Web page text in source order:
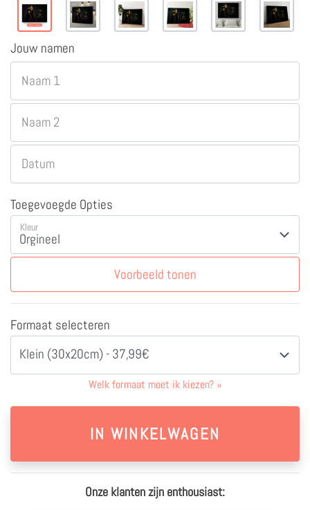
Jouw namen
Naam 1
Naam 2
Datum
Toegevoegde Opties
Kleur
Voorbeeld tonen
Formaat selecteren
Klein (30x20cm) - 37,99€
Welk formaat moet ik kiezen? »
Onze klanten zijn enthousiast: